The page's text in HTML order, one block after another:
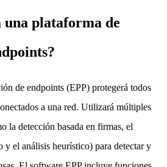
una plataforma de
de endpoints (EPP) protegerá todos
a una red. Utilizará múltiples
la detección basada en firmas, el
y el análisis heurístico) para detectar y